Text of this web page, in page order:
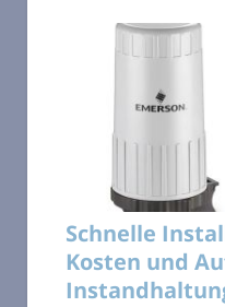
Schnelle
Kosten und